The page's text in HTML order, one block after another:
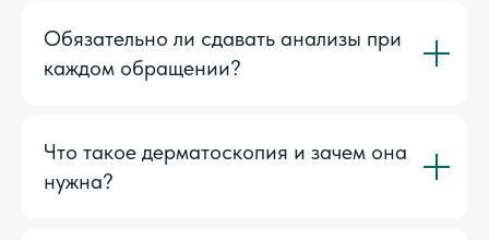
Обязательно ли сдавать анализы при
каждом обращении?
Что такое дерматоскопия и зачем она
нужна?